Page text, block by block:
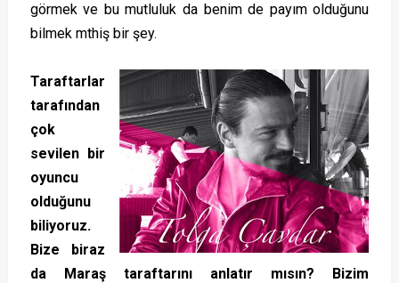
görmek ve bu mutluluk da benim de payım olduğunu
bilmek mthiş bir şey.
Taraftarlar
tarafından
çok
sevilen bir
oyuncu
olduğunu
biliyoruz.
Bize biraz
da Maraş taraftarını anlatır mısın? Bizim